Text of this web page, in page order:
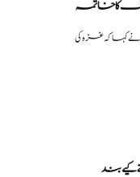
نے کہا کہ غزہ کی